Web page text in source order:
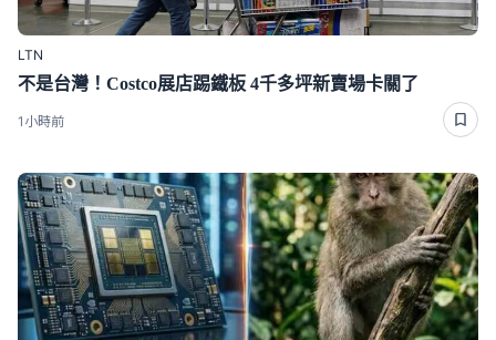
LTN
不是台灣！Costco展店踢鐵板 4千多坪新賣場卡關了
1小時前